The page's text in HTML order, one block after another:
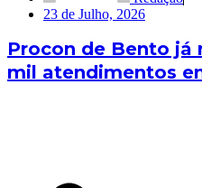
23 de Julho, 2026
Procon de Bento já
mil atendimentos